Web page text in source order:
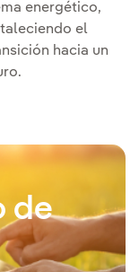
energético,
el
hacia un
de